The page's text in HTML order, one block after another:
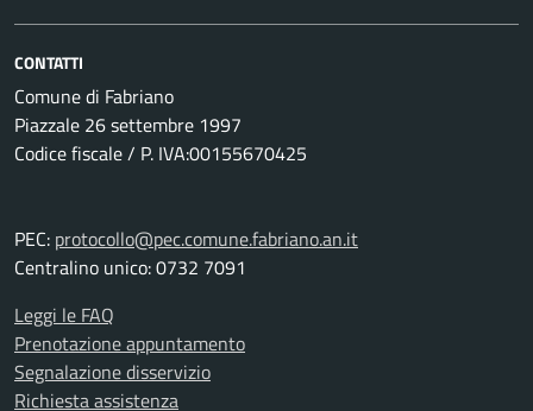
CONTATTI
Comune di Fabriano
Piazzale 26 settembre 1997
Codice fiscale / P. IVA:00155670425
PEC: protocollo@pec.comune.fabriano.an.it
Centralino unico: 0732 7091
Leggi le FAQ
Prenotazione appuntamento
Segnalazione disservizio
Richiesta assistenza